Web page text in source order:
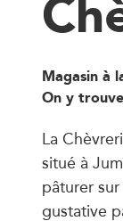
Magasin à
On y
La
situé à
pâturer
gustative